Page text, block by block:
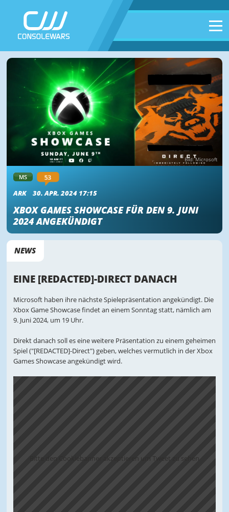
Bild: Microsoft
MS 53
ARK 30. APR. 2024 17:15
XBOX GAMES SHOWCASE FÜR DEN 9. JUNI
2024 ANGEKÜNDIGT
NEWS
EINE [REDACTED]-DIRECT DANACH
Microsoft haben ihre nächste Spielepräsentation angekündigt. Die
Xbox Game Showcase findet an einem Sonntag statt, nämlich am
9. Juni 2024, um 19 Uhr.
Direkt danach soll es eine weitere Präsentation zu einem geheimen
Spiel ("[REDACTED]-Direct") geben, welches vermutlich in der Xbox
Games Showcase angekündigt wird.
Bitte den Cookiebanner akzeptieren um Tweet zu sehen